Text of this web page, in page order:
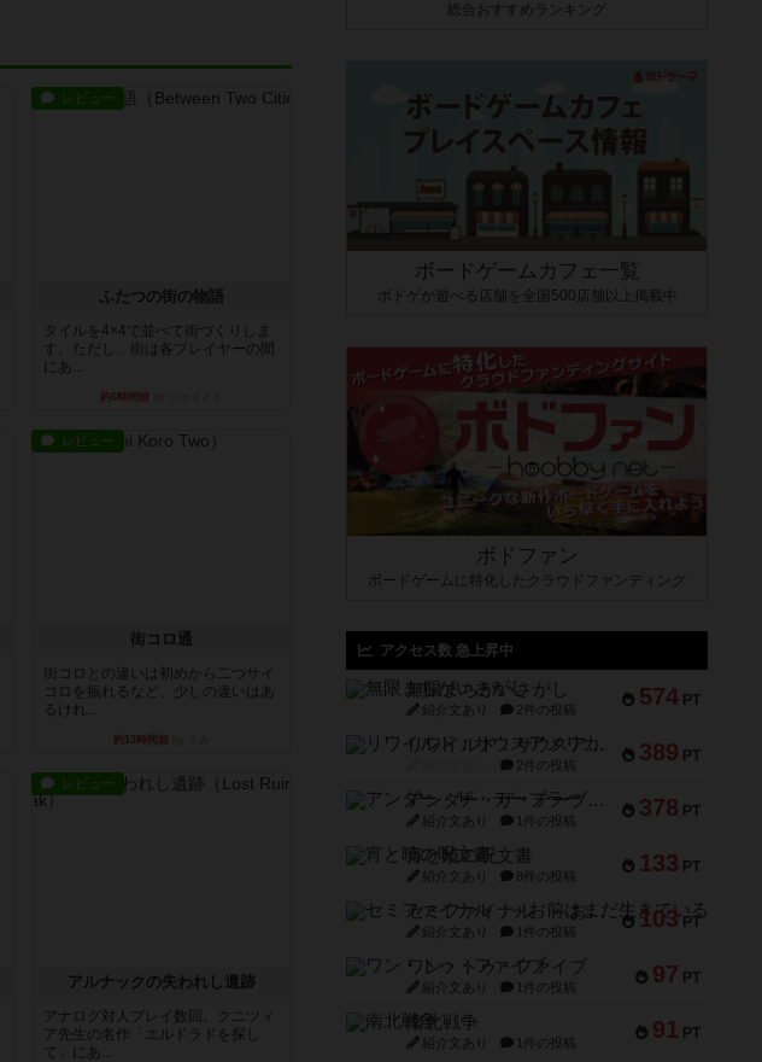
レビュー
ふたつの街の物語
タイルを4×4で並べて街づくりしま
す。ただし、街は各プレイヤーの間
にあ...
約6時間前
レビュー
街コロ通
街コロとの違いは初めから二つサイ
コロを振れるなど、少しの違いはあ
るけれ...
約13時間前
レビュー
アルナックの失われし遺跡
アナログ対人プレイ数回。クニツィ
ア先生の名作「エルドラドを探し
て」にあ...
総合おすすめランキング
ボードゲームカフェ一覧
ボドゲが遊べる店舗を全国500店舗以上掲載中
ボドファン
ボードゲームに特化したクラウドファンディング
アクセス数 急上昇中
574 PT
無限まちがいさがし
紹介文あり 2件の投稿
389 PT
リワイルド：サウスアメリカ
2件の投稿
378 PT
アンダー・ザ・テーブラー
紹介文あり 1件の投稿
133 PT
宵と暁の呪文書
紹介文あり 8件の投稿
103 PT
セミファイナル ～お前はまだ生きている～
紹介文あり 1件の投稿
97 PT
ワン・トゥ・ファイブ
紹介文あり 1件の投稿
91 PT
南北戦争
紹介文あり 1件の投稿